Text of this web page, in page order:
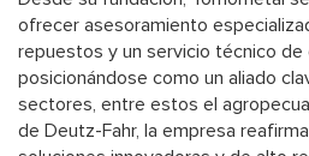
ofrecer asesoramiento
repuestos y un servicio técnico de
posicionándose como un aliado
sectores, entre estos el
de Deutz-Fahr, la empresa